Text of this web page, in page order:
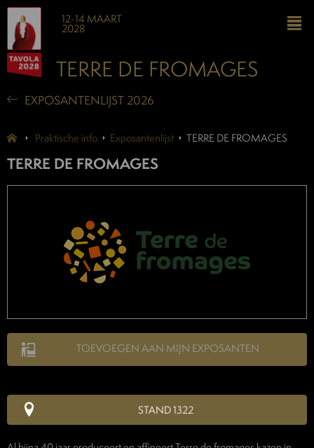
12-14 MAART
2028
TERRE DE FROMAGES
EXPOSANTENLIJST 2026
Praktische info Exposantenlijst TERRE DE FROMAGES
TERRE DE FROMAGES
TOEVOEGEN AAN MIJN EXPOSANTEN
STAND 1322